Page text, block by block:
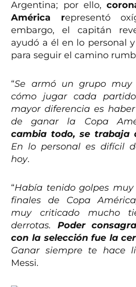
Argentina; por ello,
América representó
embargo, el capitán
ayudó a él en lo personal
para seguir el camino
“Se armó un grupo muy
cómo jugar cada
mayor diferencia es
de ganar la Copa
cambia todo, se trabaja
En lo personal es difícil
hoy.
“Había tenido golpes
finales de Copa
muy criticado mucho
derrotas. Poder
con la selección fue la
Ganar siempre te hace
Messi.